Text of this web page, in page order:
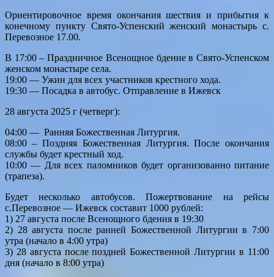
Ориентировочное время окончания шествия и прибытия к
конечному пункту Свято-Успенский женский монастырь с.
Перевозное 17.00.
В 17:00 – Праздничное Всенощное бдение в Свято-Успенском
женском монастыре села.
19:00 — Ужин для всех участников крестного хода.
19:30 — Посадка в автобус. Отправление в Ижевск
28 августа 2025 г (четверг):
04:00 — Ранняя Божественная Литургия.
08:00 – Поздняя Божественная Литургия. После окончания
службы будет крестный ход.
10:00 — Для всех паломников будет организованно питание
(трапеза).
Будет несколько автобусов. Пожертвование на рейсы
с.Перевозное — Ижевск составит 1000 рублей:
1) 27 августа после Всенощного бдения в 19:30
2) 28 августа после ранней Божественной Литургии в 7:00
утра (начало в 4:00 утра)
3) 28 августа после поздней Божественной Литургии в 11:00
дня (начало в 8:00 утра)